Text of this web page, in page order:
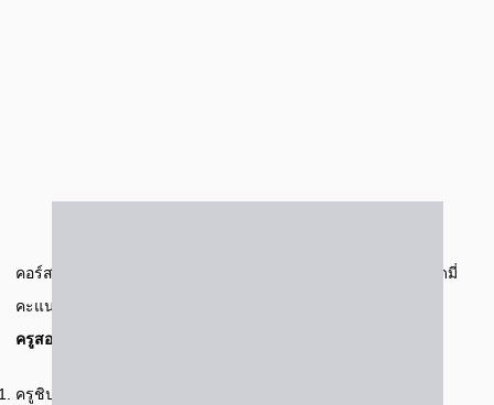
คอร์สเรียนคุณภาพ คุ้มค่าเกินราคา หลังจากเรียนที่ เก่งได้ อะคาเดมี่
คะแนนสอบก็เพิ่มขึ้นอย่างชัดเจน เพราะติวงเตอร์เก็งข้อสอบแม่น
ครูสอนดี เข้าใจง่าย
ครูชิป อธิบายละเอียด ทำให้เข้าใจเนื้อหาได้เร็ว